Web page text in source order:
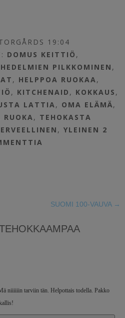
19:04
DOMUS KEITTIÖ ,
HEDELMIEN PILKKOMINEN ,
, HELPPOA RUOKAA ,
, KITCHENAID , KOKKAUS ,
LATTIA , OMA ELÄMÄ,
RUOKA , TEHOKASTA
, YLEINEN 2
SUOMI 100-VAUVA →
niiiiiin tarviin tän. Helpottais todella. Pakko